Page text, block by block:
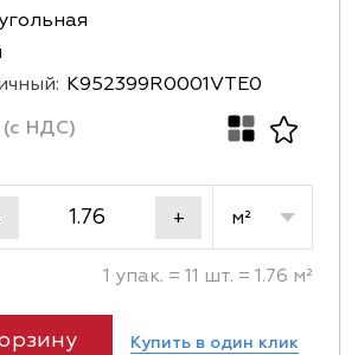
K952399R0001VTE0
(с НДС)
+ м²
1 упак. = 11 шт. = 1.76 м²
Купить в один клик